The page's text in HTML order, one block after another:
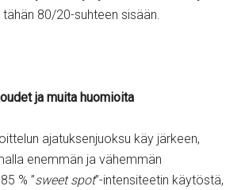
80/20-suhteen sisään.
ja muita huomioita
ajatuksenjuoksu käy järkeen,
enemmän ja vähemmän
% ”sweet spot”-intensiteetin käytöstä,